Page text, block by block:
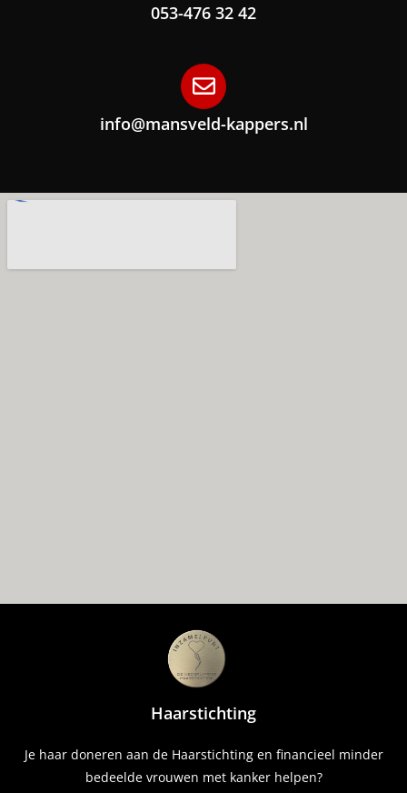
053-476 32 42
info@mansveld-kappers.nl
Haarstichting
Je haar doneren aan de Haarstichting en financieel minder
bedeelde vrouwen met kanker helpen?